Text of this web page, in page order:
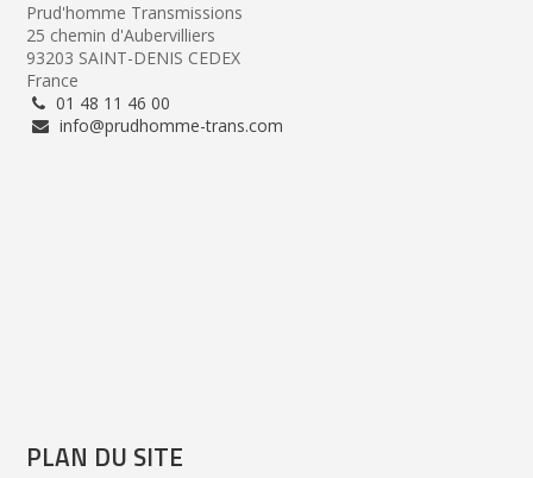
Prud'homme Transmissions
25 chemin d'Aubervilliers
93203 SAINT-DENIS CEDEX
France
01 48 11 46 00
info@prudhomme-trans.com
PLAN DU SITE